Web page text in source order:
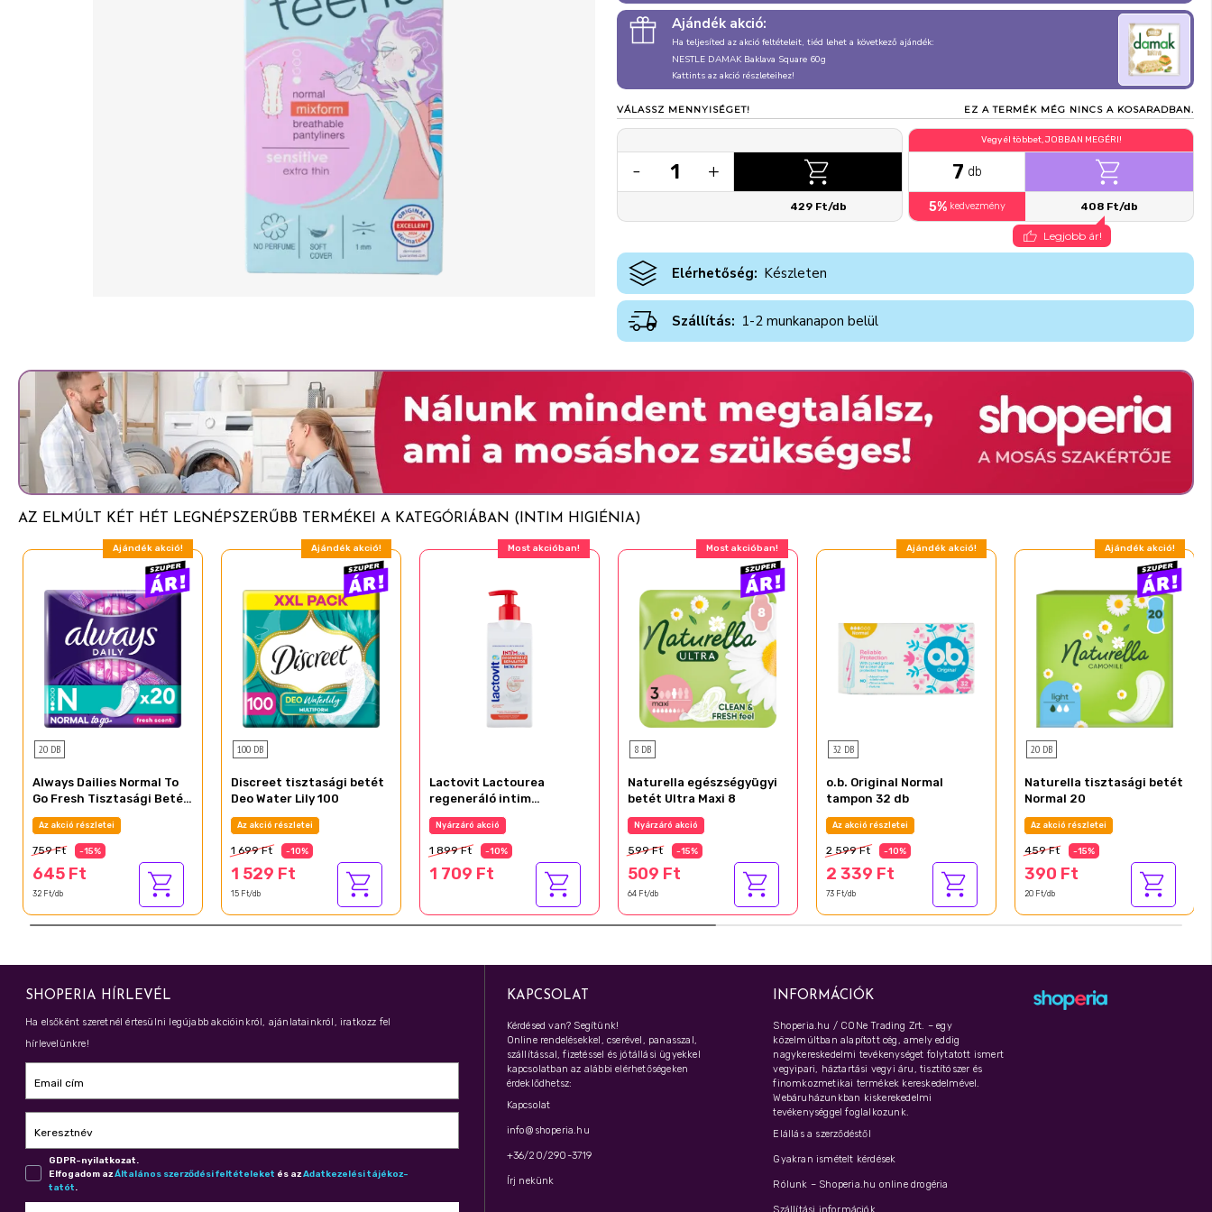
Ajándék akció:
Ha teljesíted az akció feltételeit, tiéd lehet a következő ajándék:
NESTLE DAMAK Baklava Square 60g
Kattints az akció részleteihez!
VÁLASSZ MENNYISÉGET! EZ A TERMÉK MÉG NINCS A KOSARADBAN.
- 1 +
429 Ft/db
Vegyél többet, JOBBAN MEGÉRI!
7 db
5% kedvezmény 408 Ft/db
Legjobb ár!
Elérhetőség: Készleten
Szállítás: 1-2 munkanapon belül
AZ ELMÚLT KÉT HÉT LEGNÉPSZERŰBB TERMÉKEI A KATEGÓRIÁBAN (INTIM HIGIÉNIA)
Ajándék akció!
20 DB
Always Dailies Normal To
Go Fresh Tisztasági Betét,
20 db
Az akció részletei
759 Ft -15%
645 Ft
32 Ft/db
Ajándék akció!
100 DB
Discreet tisztasági betét
Deo Water Lily 100
Az akció részletei
1 699 Ft -10%
1 529 Ft
15 Ft/db
Most akcióban!
Lactovit Lactourea
regeneráló intim
mosakodógél 250 ml
Nyárzáró akció
1 899 Ft -10%
1 709 Ft
Most akcióban!
8 DB
Naturella egészségyügyi
betét Ultra Maxi 8
Nyárzáró akció
599 Ft -15%
509 Ft
64 Ft/db
Ajándék akció!
32 DB
o.b. Original Normal
tampon 32 db
Az akció részletei
2 599 Ft -10%
2 339 Ft
73 Ft/db
Ajándék akció!
20 DB
Naturella tisztasági betét
Normal 20
Az akció részletei
459 Ft -15%
390 Ft
20 Ft/db
SHOPERIA HÍRLEVÉL
Ha elsőként szeretnél értesülni legújabb akcióinkról, ajánlatainkról, iratkozz fel
hírlevelünkre!
Email cím
Keresztnév
GDPR-nyilatkozat.
Elfogadom azÁl­ta­lá­nos szer­ző­dé­si fel­té­te­le­ket és azAdat­ke­ze­lé­si tá­jé­koz­
ta­tót.
KAPCSOLAT
Kérdésed van? Segítünk!
Online rendelésekkel, cserével, panasszal,
szállítással, fizetéssel és jótállási ügyekkel
kapcsolatban az alábbi elérhetőségeken
érdeklődhetsz:
Kapcsolat
info@shoperia.hu
+36/20/290-3719
Írj nekünk
INFORMÁCIÓK
Shoperia.hu / CONe Trading Zrt. – egy
közelmúltban alapított cég, amely eddig
nagykereskedelmi tevékenységet folytatott ismert
vegyipari, háztartási vegyi áru, tisztítószer és
finomkozmetikai termékek kereskedelmével.
Webáruházunkban kiskerekedelmi
tevékenységgel foglalkozunk.
Elállás a szerződéstől
Gyakran ismételt kérdések
Rólunk – Shoperia.hu online drogéria
Szállítási információk